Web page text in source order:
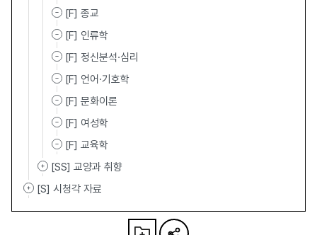
[F] 종교
[F] 인류학
[F] 정신분석·심리
[F] 언어·기호학
[F] 문화이론
[F] 여성학
[F] 교육학
[SS] 교양과 취향
[S] 시청각 자료